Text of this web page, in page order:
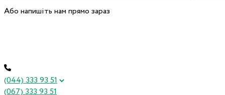
Або напишіть нам прямо зараз
(044) 333 93 51
(067) 333 93 51